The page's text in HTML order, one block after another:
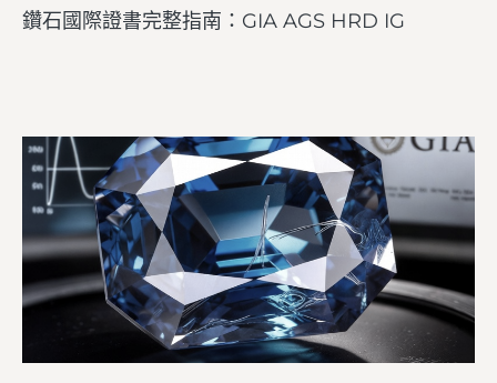
鑽石國際證書完整指南：GIA AGS HRD IG